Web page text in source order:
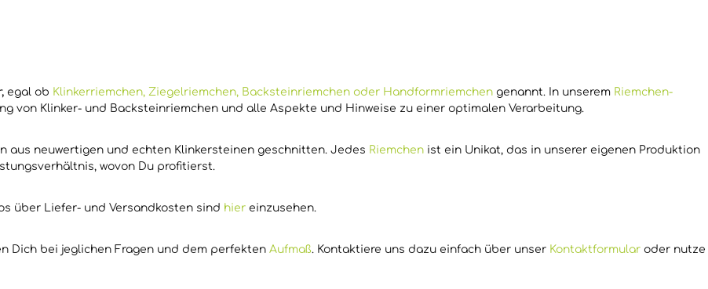
egal ob Klinkerriemchen, Ziegelriemchen, Backsteinriemchen oder Handformriemchen genannt. In unserem Riemchen-
von Klinker- und Backsteinriemchen und alle Aspekte und Hinweise zu einer optimalen Verarbeitung.
aus neuwertigen und echten Klinkersteinen geschnitten. Jedes Riemchen ist ein Unikat, das in unserer eigenen Produktion
wovon Du profitierst.
über Liefer- und Versandkosten sind hier einzusehen.
Dich bei jeglichen Fragen und dem perfekten Aufmaß. Kontaktiere uns dazu einfach über unser Kontaktformular oder nutze